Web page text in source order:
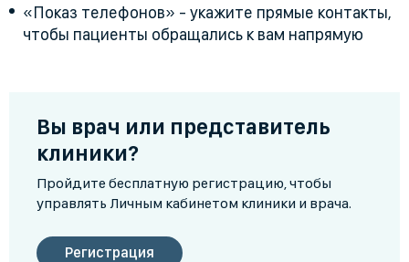
«Показ телефонов» - укажите прямые контакты,
чтобы пациенты обращались к вам напрямую
Вы врач или представитель
клиники?
Пройдите бесплатную регистрацию, чтобы
управлять Личным кабинетом клиники и врача.
Регистрация